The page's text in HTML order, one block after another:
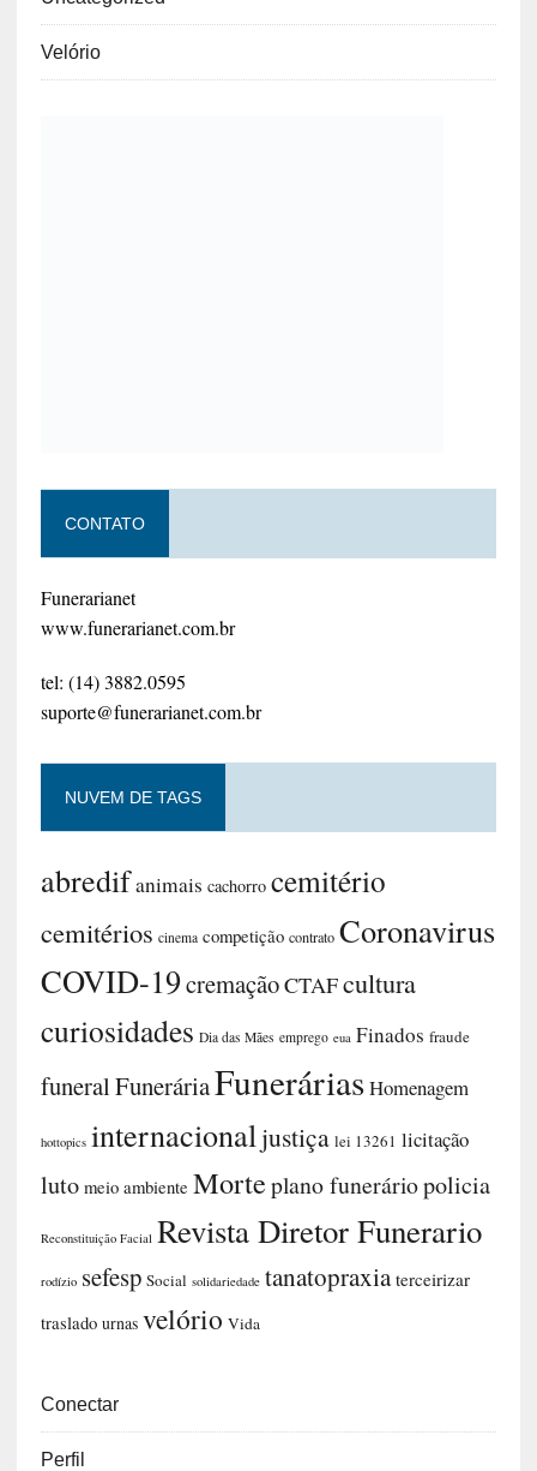
Velório
CONTATO
Funerarianet
www.funerarianet.com.br
tel: (14) 3882.0595
suporte@funerarianet.com.br
NUVEM DE TAGS
abredifanimais cachorro cemitério
cemitérios cinema competição contrato Coronavirus
COVID-19cremaçãoCTAFcultura
curiosidades Dia das Mães emprego eua Finados fraude
funeralFuneráriaFuneráriasHomenagem
hottopics internacionaljustiça lei 13261 licitação
luto meio ambiente Morteplano funeráriopolicia
Reconstituição Facial Revista Diretor Funerario
rodízio sefesp Social solidariedade tanatopraxia terceirizar
traslado urnas velório Vida
Conectar
Perfil